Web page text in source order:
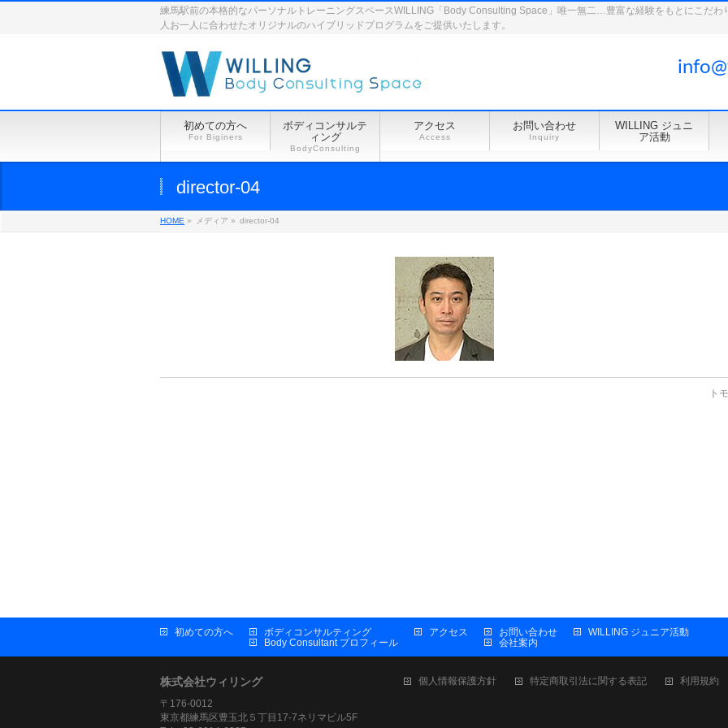
練馬駅前の本格的なパーソナルトレーニングスペースWILLING「Body Consulting Space」唯一無二…豊富な経験をもとにこだわ
人お一人に合わせたオリジナルのハイブリッドプログラムをご提供いたします。
初めての方へ
For Biginers
ボディコンサルテ
ィング
BodyConsulting
アクセス
Access
お問い合わせ
Inquiry
WILLING ジュニ
ア活動
director-04
HOME » メディア » director-04
トモ
初めての方へ
ボディコンサルティング
Body Consultant プロフィール
アクセス
お問い合わせ
会社案内
WILLING ジュニア活動
株式会社ウィリング
〒176-0012
東京都練馬区豊玉北５丁目17-7ネリマビル5F
個人情報保護方針 特定商取引法に関する表記 利用規約